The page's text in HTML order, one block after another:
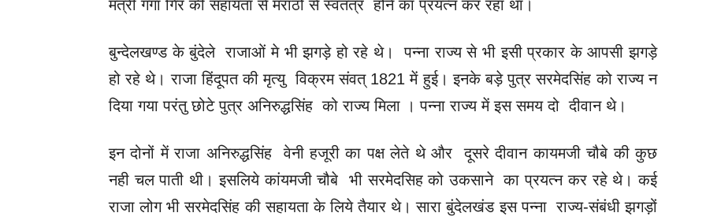
मंत्री गंगा गिर की सहायता से मराठों से स्वतंत्र होने का प्रयत्न कर रहा था।
बुन्देलखण्ड के बुंदेले राजाओं मे भी झगड़े हो रहे थे। पन्ना राज्य से भी इसी प्रकार के आपसी झगड़े
हो रहे थे। राजा हिंदूपत की मृत्यु विक्रम संवत्‌ 1821 में हुई। इनके बड़े पुत्र सरमेदसिंह को राज्य न
दिया गया परंतु छोटे पुत्र अनिरुद्धसिंह को राज्य मिला । पन्ना राज्य में इस समय दो दीवान थे।
इन दोनों में राजा अनिरुद्धसिंह वेनी हजूरी का पक्ष लेते थे और दूसरे दीवान कायमजी चौबे की कुछ
नही चल पाती थी। इसलिये कांयमजी चौबे भी सरमेदसिह को उकसाने का प्रयत्न कर रहे थे। कई
राजा लोग भी सरमेदसिंह की सहायता के लिये तैयार थे। सारा बुंदेलखंड इस पन्ना राज्य-संबंधी झगड़ों